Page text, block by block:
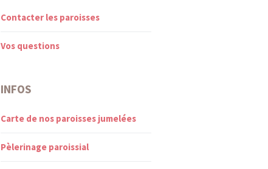
Contacter les paroisses
Vos questions
INFOS
Carte de nos paroisses jumelées
Pèlerinage paroissial